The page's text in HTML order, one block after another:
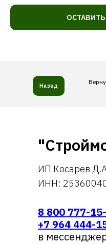
Назад
ИП Косарев
ИНН:
8 800 777-
+7 964 444-
в